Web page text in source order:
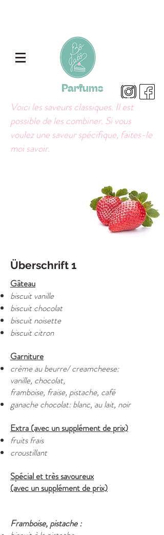
Parfums
Voici les saveurs classiques. Il est
possible de les combiner. Si vous
voulez une saveur spécifique, faites-le
moi savoir.
Überschrift 1
Gâteau
biscuit vanille
biscuit chocolat
biscuit noisette
biscuit citron
Garniture
crème au beurre/ creamcheese:
vanille, chocolat,
framboise, fraise, pistache, café
ganache chocolat: blanc, au lait, noir
Extra (avec un supplément de prix)
fruits frais
croustillant
Spécial et très savoureux
(avec un supplément de prix)
Framboise, pistache :